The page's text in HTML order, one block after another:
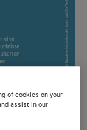
of cookies on your
assist in our